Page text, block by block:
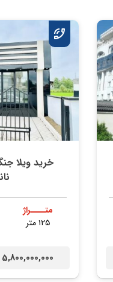
خرید ویلا
متــــراژ
۱۲۵ متر
5,800,000,000 تومان /